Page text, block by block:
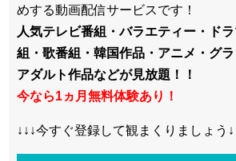
めする動画配信サービスです！
人気テレビ番組・バラエティー・ド
組・歌番組・韓国作品・アニメ・グラ
アダルト作品などが見放題！！
今なら1ヵ月無料体験あり！
↓↓↓今すぐ登録して観まくりましょう